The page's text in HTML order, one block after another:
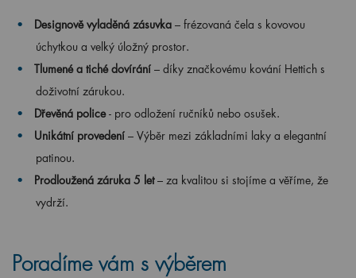
Designově vyladěná zásuvka – frézovaná čela s kovovou
úchytkou a velký úložný prostor.
Tlumené a tiché dovírání – díky značkovému kování Hettich s
doživotní zárukou.
Dřevěná police - pro odložení ručníků nebo osušek.
Unikátní provedení – Výběr mezi základními laky a elegantní
patinou.
Prodloužená záruka 5 let – za kvalitou si stojíme a věříme, že
vydrží.
Poradíme vám s výběrem